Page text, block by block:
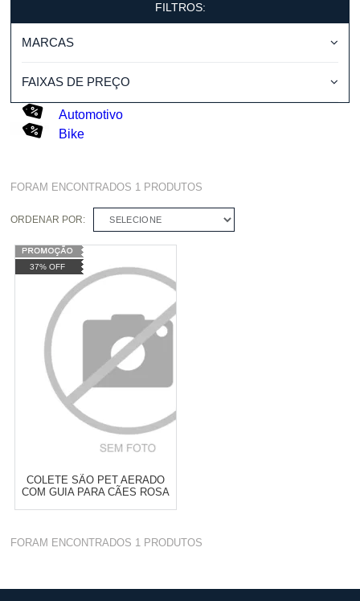
FILTROS:
MARCAS
FAIXAS DE PREÇO
Automotivo
Bike
FORAM ENCONTRADOS 1 PRODUTOS
ORDENAR POR: SELECIONE
37% OFF
COLETE SÃO PET AERADO
COM GUIA PARA CÃES ROSA
Varejo: R$ 4.050,70
10 x de R$ 255,09
FORAM ENCONTRADOS 1 PRODUTOS